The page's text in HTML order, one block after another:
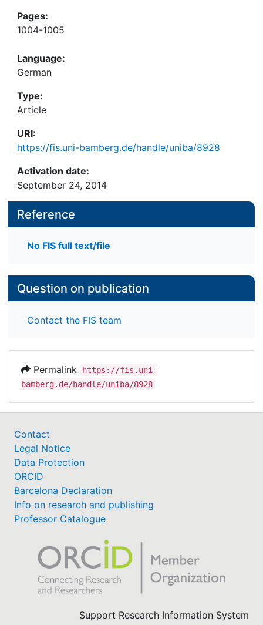
Pages:
1004-1005
Language:
German
Type:
Article
URI:
https://fis.uni-bamberg.de/handle/uniba/8928
Activation date:
September 24, 2014
Reference
No FIS full text/file
Question on publication
Contact the FIS team
Permalink
https://fis.uni-
bamberg.de/handle/uniba/8928
Contact
Legal Notice
Data Protection
ORCID
Barcelona Declaration
Info on research and publishing
Professor Catalogue
Support Research Information System